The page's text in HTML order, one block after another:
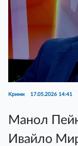
Крими 17.05.2026 14:41
Манол
Ивайло